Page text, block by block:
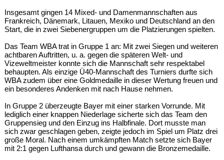
Insgesamt gingen 14 Mixed- und Damenmannschaften aus
Frankreich, Dänemark, Litauen, Mexiko und Deutschland an den
Start, die in zwei Siebenergruppen um die Platzierungen spielten.
Das Team WBA trat in Gruppe 1 an: Mit zwei Siegen und weiteren
achtbaren Auftritten, u. a. gegen die späteren Welt- und
Vizeweltmeister konnte sich die Mannschaft sehr respektabel
behaupten. Als einzige Ü40-Mannschaft des Turniers durfte sich
WBA zudem über eine Goldmedaille in dieser Wertung freuen und
ein besonderes Andenken mit nach Hause nehmen.
In Gruppe 2 überzeugte Bayer mit einer starken Vorrunde. Mit
lediglich einer knappen Niederlage sicherte sich das Team den
Gruppensieg und den Einzug ins Halbfinale. Dort musste man
sich zwar geschlagen geben, zeigte jedoch im Spiel um Platz drei
große Moral. Nach einem umkämpften Match setzte sich Bayer
mit 2:1 gegen Lufthansa durch und gewann die Bronzemedaille.